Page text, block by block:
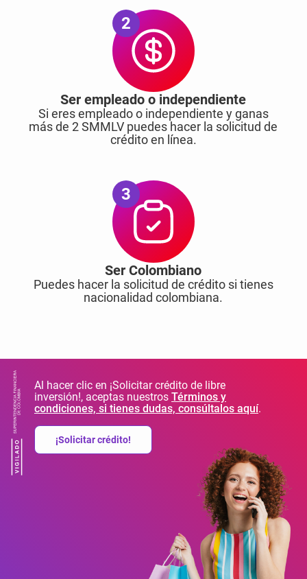
2
Ser empleado o independiente
Si eres empleado o independiente y ganas
más de 2 SMMLV puedes hacer la solicitud de
crédito en línea.
3
Ser Colombiano
Puedes hacer la solicitud de crédito si tienes
nacionalidad colombiana.
Al hacer clic en ¡Solicitar crédito de libre
inversión!, aceptas nuestrosTérminos y
condiciones, si tienes dudas, consúltalos aquí.
¡Solicitar crédito!